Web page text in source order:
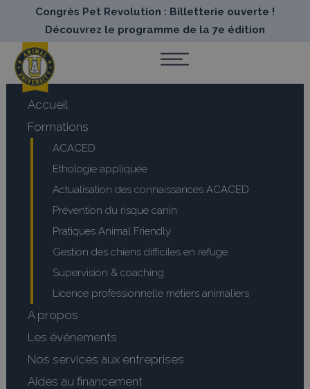
Congrès Pet Revolution : Billetterie ouverte !
Découvrez le programme de la 7e édition
Accueil
Formations
ACACED
Ethologie appliquée
Actualisation des connaissances ACACED
Prévention du risque canin
Pratiques Animal Friendly
Gestion des chiens difficiles en refuge
Supervision & coaching
Licence professionnelle métiers animaliers
A propos
Les événements
Nos services aux entreprises
Aides au financement